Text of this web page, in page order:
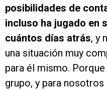
posibilidades de
incluso ha jugado en
cuántos días atrás, y
una situación muy
para él mismo.
grupo, y para